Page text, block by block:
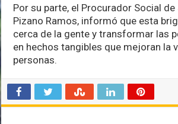
Por su parte, el Procurador Social
Pizano Ramos, informó que esta
cerca de la gente y transformar las
en hechos tangibles que mejoran la
personas.